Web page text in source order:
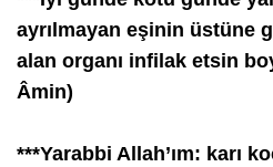
ayrılmayan eşinin üstüne
alan organı infilak etsin
Âmin)
***Yarabbi Allah’ım: karı